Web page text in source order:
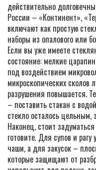
действительно
России – «Континент»,
включают как простую
наборы из опалового или
Если вы уже имеете
состояние: мелкие
под воздействием
микроскопических сколов
разрушения повышается.
– поставить стакан с
стекло осталось цельным,
Наконец, стоит
готовите. Для супов и рагу
чаши, а для закусок –
которые защищают от